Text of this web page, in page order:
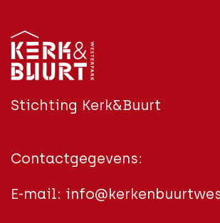
Stichting Kerk&Buurt
Contactgegevens:
E-mail: